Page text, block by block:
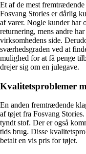
Et af de mest
Fosvang Stories er dårlig
af varer. Nogle kunder har
returnering, mens andre
virksomhedens side.
sværhedsgraden ved at
mulighed for at få penge
drejer sig om en julegave.
Kvalitetsproblemer
En anden fremtrædende
af tøjet fra Fosvang
tyndt stof. Der er også
tids brug. Disse
betalt en vis pris for tøjet.